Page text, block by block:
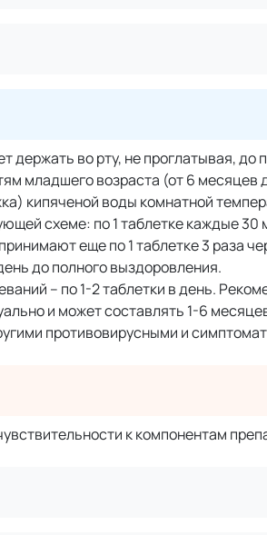
держать во рту, не проглатывая, до
младшего возраста (от 6 месяцев
кипяченой воды комнатной
схеме: по 1 таблетке каждые 30
еще по 1 таблетке 3 раза
до полного выздоровления.
– по 1-2 таблетки в день.
и может составлять 1-6
противовирусными и
к компонентам